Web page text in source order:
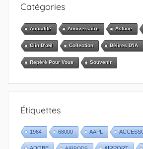
Catégories
Actualité Anniversaire Astuce
Clin D'œil Collection Délires D'IA
Repéré Pour Vous Souvenir
Étiquettes
1984 68000 AAPL
ADOBE AIRPORT